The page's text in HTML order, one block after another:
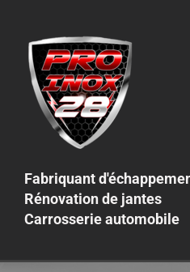
content
Fabriquant
Rénovation de jantes
Carrosserie automobile